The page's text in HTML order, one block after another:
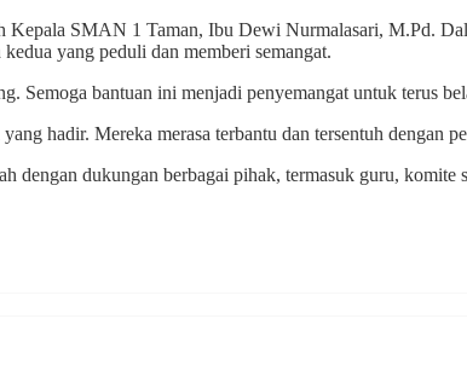
Kepala SMAN 1 Taman, Ibu Dewi Nurmalasari, M.Pd.
yang peduli dan memberi semangat.
Semoga bantuan ini menjadi penyemangat untuk terus
hadir. Mereka merasa terbantu dan tersentuh dengan
dengan dukungan berbagai pihak, termasuk guru,